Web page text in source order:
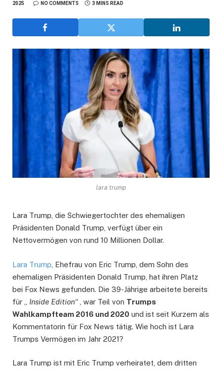
2025 NO COMMENTS 3 MINS READ
lara trump
Lara Trump, die Schwiegertochter des ehemaligen
Präsidenten Donald Trump, verfügt über ein
Nettovermögen von rund 10 Millionen Dollar.
Lara Trump , Ehefrau von Eric Trump, dem Sohn des
ehemaligen Präsidenten Donald Trump, hat ihren Platz
bei Fox News gefunden. Die 39-Jährige arbeitete bereits
für „ Inside Edition“, war Teil von Trumps
Wahlkampfteam 2016 und 2020 und ist seit Kurzem als
Kommentatorin für Fox News tätig. Wie hoch ist Lara
Trumps Vermögen im Jahr 2021?
Lara Trump ist mit Eric Trump verheiratet, dem dritten